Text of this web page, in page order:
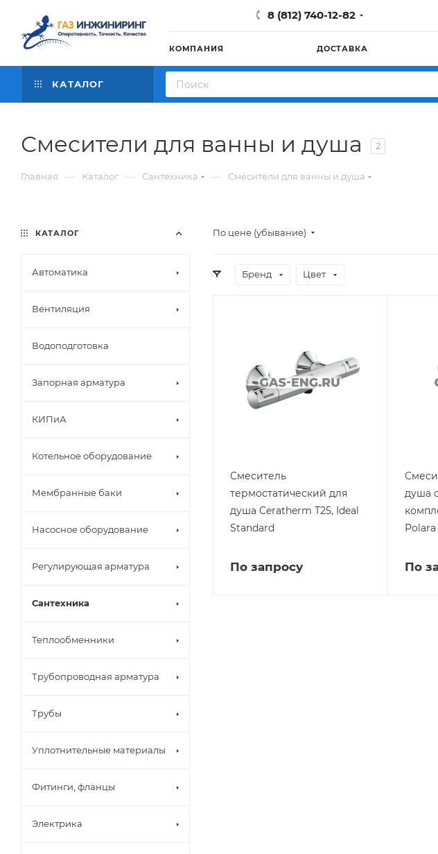
8 (812) 740-12-82
КОМПАНИЯ ДОСТАВКА
КАТАЛОГ
Смесители для ванны и душа 2
Главная — Каталог — Сантехника — Смесители для ванны и душа
По цене (убывание)
Бренд Цвет
Cмеситель
термостатический для
душа Ceratherm T25, Ideal
Standard
По запросу
душа
Polara
По
КАТАЛОГ
Автоматика
Вентиляция
Водоподготовка
Запорная арматура
КИПиА
Котельное оборудование
Мембранные баки
Насосное оборудование
Регулирующая арматура
Сантехника
Теплообменники
Трубопроводная арматура
Трубы
Уплотнительные материалы
Фитинги, фланцы
Электрика